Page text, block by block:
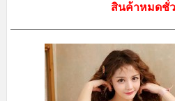
สินค้าหมดชั่